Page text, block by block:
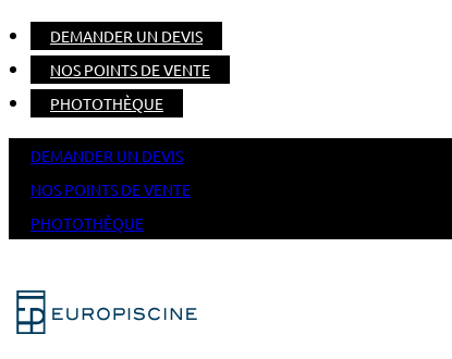
DEMANDER UN DEVIS
NOS POINTS DE VENTE
PHOTOTHÈQUE
DEMANDER UN DEVIS
NOS POINTS DE VENTE
PHOTOTHÈQUE